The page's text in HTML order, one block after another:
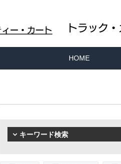
HOME
キーワード検索